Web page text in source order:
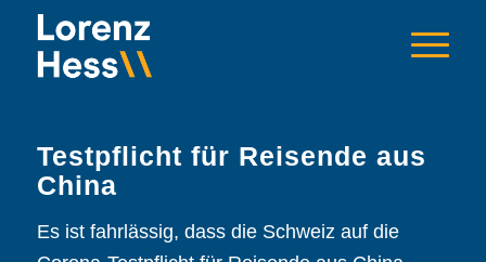
Testpflicht für Reisende aus
China
Es ist fahrlässig, dass die Schweiz auf die